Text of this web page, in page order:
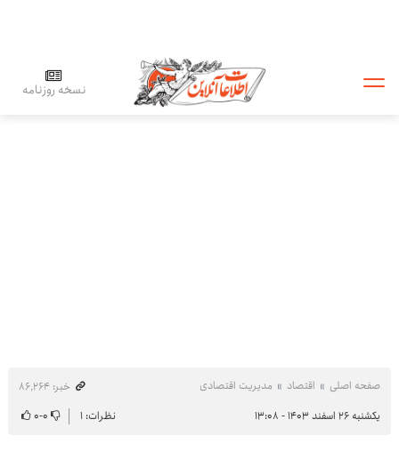
نسخه روزنامه
صفحه اصلی اقتصاد مدیریت اقتصادی
خبر: ۸۶٬۲۶۴
یکشنبه ۲۶ اسفند ۱۴۰۳ - ۱۳:۰۸
نظرات: ۱ ۰-۰